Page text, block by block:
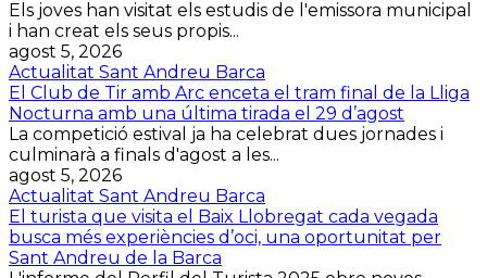
Els joves han visitat els estudis de l'emissora municipal
i han creat els seus propis...
agost 5, 2026
Actualitat Sant Andreu Barca
El Club de Tir amb Arc enceta el tram final de la Lliga
Nocturna amb una última tirada el 29 d’agost
La competició estival ja ha celebrat dues jornades i
culminarà a finals d'agost a les...
agost 5, 2026
Actualitat Sant Andreu Barca
El turista que visita el Baix Llobregat cada vegada
busca més experiències d’oci, una oportunitat per
Sant Andreu de la Barca